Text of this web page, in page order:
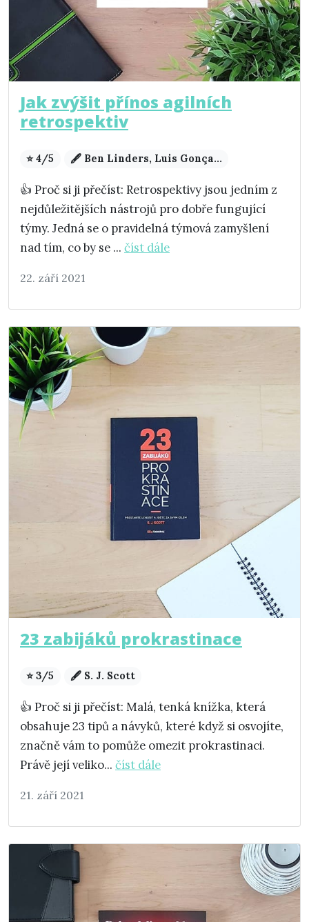
Jak zvýšit přínos agilních
retrospektiv
⭐ 4/5 🖋️ Ben Linders, Luis Gonça...
👍 Proč si ji přečíst: Retrospektivy jsou jedním z
nejdůležitějších nástrojů pro dobře fungující
týmy. Jedná se o pravidelná týmová zamyšlení
nad tím, co by se ... číst dále
22. září 2021
23 zabijáků prokrastinace
⭐ 3/5 🖋️ S. J. Scott
👍 Proč si ji přečíst: Malá, tenká knížka, která
obsahuje 23 tipů a návyků, které když si osvojíte,
značně vám to pomůže omezit prokrastinaci.
Právě její veliko... číst dále
21. září 2021